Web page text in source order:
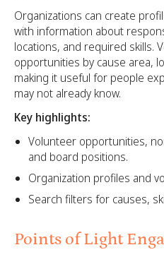
Organizations can create
with information about
locations, and required skills.
opportunities by cause area,
making it useful for people
may not already know.
Key highlights:
Volunteer opportunities,
and board positions.
Organization profiles and
Search filters for causes,
Points of Light